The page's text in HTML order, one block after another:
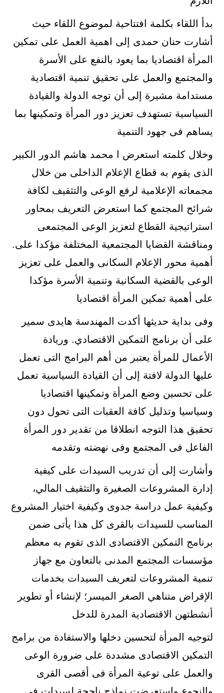
بدأ اللقاء بكلمة افتتاحية لموضوع اللقاء حيث
أشارت حنان حمدى إلى اهمية العمل على تمكين
المرأة اقتصاديا بما يعود بالنفع على الأسرة
والمجتمع والعمل على تحقيق تنمية اقتصادية
مستدامة مشيرة إلى أن توجه الدولة والقيادة
السياسية تستهدف تعزيز دور المرأة وتمكينها بما
يساهم فى جهود التنمية
وخلال كلمته استعرض ا محمد هاشم الدور الكبير
الذى يقوم به قطاع الإعلام الداخلى من خلال
مجمعاته الإعلامية لرفع الوعى والتثقيف لكافة
شرائح المجتمع كما استعرض التعريف بمحاور
استراتيجية القطاع لتعزيز الوعى المجتمعى
ومناقشة القضايا المجتمعية المختلفة مؤكدا على.
أهمية محور الإعلام السكانى والعمل على تعزيز
الوعى بالقضية السكانية وتنمية الأسرة مؤكدا
على أهمية تمكين المرأة اقتصاديا
وفى بداية حديثها أكدت المهندسة هايدى سمير
على أن برنامج التمكين الاقتصادي. وريادة
الأعمال للمرأة يعتبر من أهم البرامج التى تعمل
عليها الدولة لافتة إلى أن القيادة السياسية تعمل
على تحسين وضع المرأة وتمكينها اقتصاديا
وسياسيا وتذليل كافة العقبات التى تحول دون
تحقيق هذا التوجه انطلاقا من تقدير دور المرأة
الفاعل فى المجتمع وفى نهضته وتقدمه
وأشارت إلى أن تدريب السيدات على كيفية
إدارة المشروعات الصغيرة والتثقيف المالي،
وكيفية عمل دراسة جدوى وكيفية اختيار المشروع
المناسب للسيدات بالقرى كل هذا يأتى ضمن
برنامج التمكين الاقتصادى الذى تقوم به معظم
مؤسسات المجتمع المدنى بالتعاون مع جهاز
تنمية المشروعات لتعريف السيدات بخدمات
الإقراض متناهي الصغر الميسر؛ لإنشاء أو تطوير
أنشطتهن الاقتصادية المدرة للدخل
لتوجيه المرأة لتحسين دخلها والاستفادة من برامج
التمكين الاقتصادى مشددة على ضرورة الوعى
والعمل على توعية المرأة فى أقصى القرى